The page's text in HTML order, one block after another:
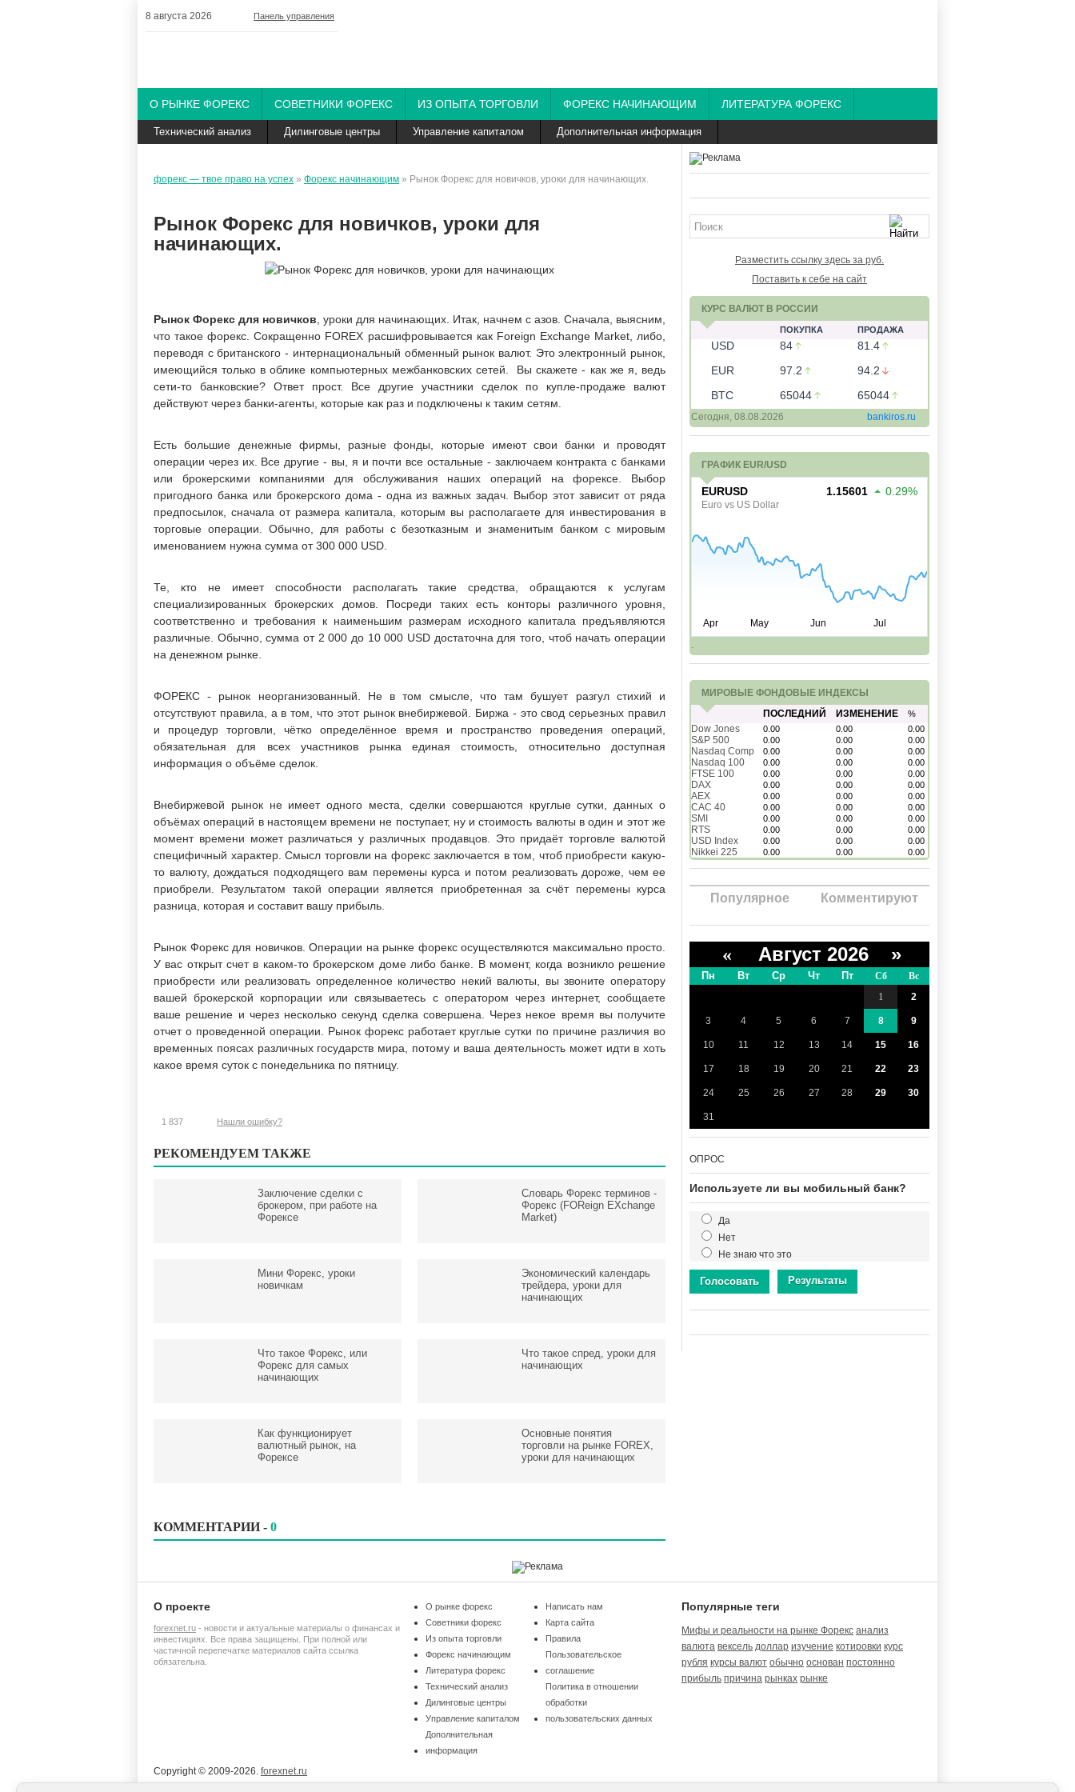
8 августа 2026 Панель управления
О РЫНКЕ ФОРЕКС СОВЕТНИКИ ФОРЕКС ИЗ ОПЫТА ТОРГОВЛИ ФОРЕКС НАЧИНАЮЩИМ ЛИТЕРАТУРА ФОРЕКС
Технический анализ Дилинговые центры Управление капиталом Дополнительная информация
форекс — твое право на успех » Форекс начинающим » Рынок Форекс для новичков, уроки для начинающих.
Рынок Форекс для новичков, уроки для
начинающих.
Рынок Форекс для новичков , уроки для начинающих. Итак, начнем с азов. Сначала, выясним,
что такое форекс. Сокращенно FOREX расшифровывается как Foreign Exchange Market, либо,
переводя с британского - интернациональный обменный рынок валют. Это электронный рынок,
имеющийся только в облике компьютерных межбанковских сетей. Вы скажете - как же я, ведь
сети-то банковские? Ответ прост. Все другие участники сделок по купле-продаже валют
действуют через банки-агенты, которые как раз и подключены к таким сетям.
Есть большие денежные фирмы, разные фонды, которые имеют свои банки и проводят
операции через их. Все другие - вы, я и почти все остальные - заключаем контракта с банками
или брокерскими компаниями для обслуживания наших операций на форексе. Выбор
пригодного банка или брокерского дома - одна из важных задач. Выбор этот зависит от ряда
предпосылок, сначала от размера капитала, которым вы располагаете для инвестирования в
торговые операции. Обычно, для работы с безотказным и знаменитым банком с мировым
именованием нужна сумма от 300 000 USD.
Те, кто не имеет способности располагать такие средства, обращаются к услугам
специализированных брокерских домов. Посреди таких есть конторы различного уровня,
соответственно и требования к наименьшим размерам исходного капитала предъявляются
различные. Обычно, сумма от 2 000 до 10 000 USD достаточна для того, чтоб начать операции
на денежном рынке.
ФОРЕКС - рынок неорганизованный. Не в том смысле, что там бушует разгул стихий и
отсутствуют правила, а в том, что этот рынок внебиржевой. Биржа - это свод серьезных правил
и процедур торговли, чётко определённое время и пространство проведения операций,
обязательная для всех участников рынка единая стоимость, относительно доступная
информация о объёме сделок.
Внебиржевой рынок не имеет одного места, сделки совершаются круглые сутки, данных о
объёмах операций в настоящем времени не поступает, ну и стоимость валюты в один и этот же
момент времени может различаться у различных продавцов. Это придаёт торговле валютой
специфичный характер. Смысл торговли на форекс заключается в том, чтоб приобрести какую-
то валюту, дождаться подходящего вам перемены курса и потом реализовать дороже, чем ее
приобрели. Результатом такой операции является приобретенная за счёт перемены курса
разница, которая и составит вашу прибыль.
Рынок Форекс для новичков. Операции на рынке форекс осуществляются максимально просто.
У вас открыт счет в каком-то брокерском доме либо банке. В момент, когда возникло решение
приобрести или реализовать определенное количество некий валюты, вы звоните оператору
вашей брокерской корпорации или связываетесь с оператором через интернет, сообщаете
ваше решение и через несколько секунд сделка совершена. Через некое время вы получите
отчет о проведенной операции. Рынок форекс работает круглые сутки по причине различия во
временных поясах различных государств мира, потому и ваша деятельность может идти в хоть
какое время суток с понедельника по пятницу.
1 837 Нашли ошибку?
РЕКОМЕНДУЕМ ТАКЖЕ
Заключение сделки с
брокером, при работе на
Форексе
Словарь Форекс терминов -
Форекс (FOReign EXchange
Market)
Мини Форекс, уроки
новичкам
Экономический календарь
трейдера, уроки для
начинающих
Что такое Форекс, или
Форекс для самых
начинающих
Что такое спред, уроки для
начинающих
Как функционирует
валютный рынок, на
Форексе
Основные понятия
торговли на рынке FOREX,
уроки для начинающих
КОММЕНТАРИИ - 0
Разместить ссылку здесь за руб.
Поставить к себе на сайт
КУРС ВАЛЮТ В РОССИИ
ПОКУПКА ПРОДАЖА
USD 84
81.4
EUR
97.2
94.2
BTC
65044 65044
Сегодня, 08.08.2026 bankiros.ru
ГРАФИК EUR/USD
.
МИРОВЫЕ ФОНДОВЫЕ ИНДЕКСЫ
ПОСЛЕДНИЙ
ИЗМЕНЕНИЕ %
Dow Jones 0.00 0.00 0.00
S&P 500 0.00 0.00 0.00
Nasdaq Comp 0.00 0.00 0.00
Nasdaq 100 0.00 0.00 0.00
FTSE 100 0.00 0.00 0.00
DAX 0.00 0.00 0.00
AEX 0.00 0.00 0.00
CAC 40 0.00 0.00 0.00
SMI 0.00 0.00 0.00
RTS 0.00 0.00 0.00
USD Index 0.00 0.00 0.00
Nikkei 225 0.00 0.00 0.00
Популярное Комментируют
« Август 2026 »
Пн Вт Ср Чт Пт Сб Вс
1 2
3 4 5 6 7 8 9
10 11 12 13 14 15 16
17 18 19 20 21 22 23
24 25 26 27 28 29 30
31
ОПРОС
Используете ли вы мобильный банк?
Да
Нет
Не знаю что это
Голосовать Результаты
О проекте
forexnet.ru - новости и актуальные материалы о финансах и
инвестициях. Все права защищены. При полной или
частичной перепечатке материалов сайта ссылка
обязательна.
Copyright © 2009-2026. forexnet.ru
О рынке форекс
Советники форекс
Из опыта торговли
Форекс начинающим
Литература форекс
Технический анализ
Дилинговые центры
Управление капиталом
Дополнительная
информация
Написать нам
Карта сайта
Правила
Пользовательское
соглашение
Политика в отношении
обработки
пользовательских данных
Популярные теги
Мифы и реальности на рынке Форекс анализ
валюта вексель доллар изучение котировки курс
рубля курсы валют обычно основан постоянно
прибыль причина рынках рынке